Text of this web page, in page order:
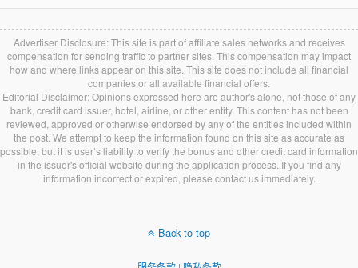
Advertiser Disclosure: This site is part of affiliate sales networks and receives
compensation for sending traffic to partner sites. This compensation may impact
how and where links appear on this site. This site does not include all financial
companies or all available financial offers.
Editorial Disclaimer: Opinions expressed here are author's alone, not those of any
bank, credit card issuer, hotel, airline, or other entity. This content has not been
reviewed, approved or otherwise endorsed by any of the entities included within
the post. We attempt to keep the information found on this site as accurate as
possible, but it is user’s liability to verify the bonus and other credit card information
in the issuer's official website during the application process. If you find any
information incorrect or expired, please contact us immediately.
Back to top